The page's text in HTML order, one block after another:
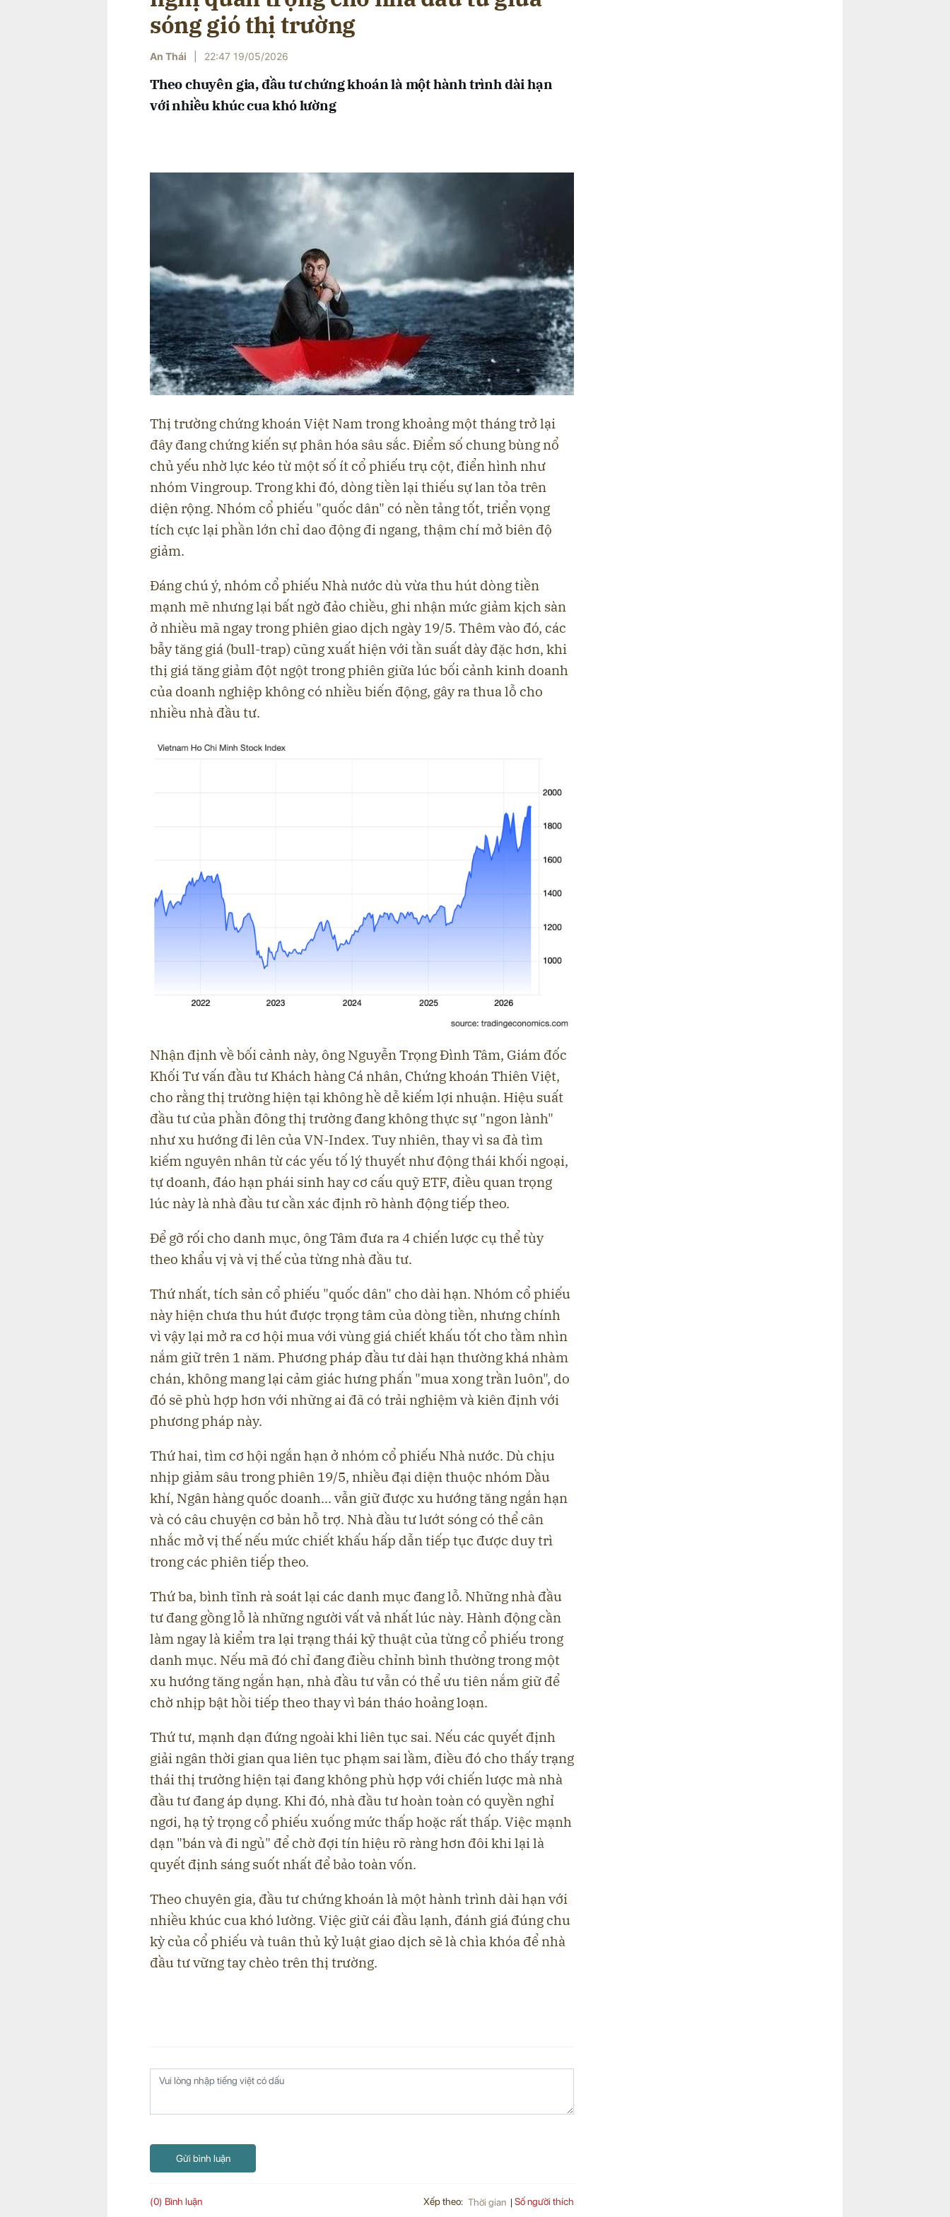
sóng gió thị trường
An Thái 22:47 19/05/2026
Theo chuyên gia, đầu tư chứng khoán là một hành trình dài hạn
với nhiều khúc cua khó lường
Thị trường chứng khoán Việt Nam trong khoảng một tháng trở lại
đây đang chứng kiến sự phân hóa sâu sắc. Điểm số chung bùng nổ
chủ yếu nhờ lực kéo từ một số ít cổ phiếu trụ cột, điển hình như
nhóm Vingroup. Trong khi đó, dòng tiền lại thiếu sự lan tỏa trên
diện rộng. Nhóm cổ phiếu "quốc dân" có nền tảng tốt, triển vọng
tích cực lại phần lớn chỉ dao động đi ngang, thậm chí mở biên độ
giảm.
Đáng chú ý, nhóm cổ phiếu Nhà nước dù vừa thu hút dòng tiền
mạnh mẽ nhưng lại bất ngờ đảo chiều, ghi nhận mức giảm kịch sàn
ở nhiều mã ngay trong phiên giao dịch ngày 19/5. Thêm vào đó, các
bẫy tăng giá (bull-trap) cũng xuất hiện với tần suất dày đặc hơn, khi
thị giá tăng giảm đột ngột trong phiên giữa lúc bối cảnh kinh doanh
của doanh nghiệp không có nhiều biến động, gây ra thua lỗ cho
nhiều nhà đầu tư.
Nhận định về bối cảnh này, ông Nguyễn Trọng Đình Tâm, Giám đốc
Khối Tư vấn đầu tư Khách hàng Cá nhân, Chứng khoán Thiên Việt,
cho rằng thị trường hiện tại không hề dễ kiếm lợi nhuận. Hiệu suất
đầu tư của phần đông thị trường đang không thực sự "ngon lành"
như xu hướng đi lên của VN-Index. Tuy nhiên, thay vì sa đà tìm
kiếm nguyên nhân từ các yếu tố lý thuyết như động thái khối ngoại,
tự doanh, đáo hạn phái sinh hay cơ cấu quỹ ETF, điều quan trọng
lúc này là nhà đầu tư cần xác định rõ hành động tiếp theo.
Để gỡ rối cho danh mục, ông Tâm đưa ra 4 chiến lược cụ thể tùy
theo khẩu vị và vị thế của từng nhà đầu tư.
Thứ nhất, tích sản cổ phiếu "quốc dân" cho dài hạn. Nhóm cổ phiếu
này hiện chưa thu hút được trọng tâm của dòng tiền, nhưng chính
vì vậy lại mở ra cơ hội mua với vùng giá chiết khấu tốt cho tầm nhìn
nắm giữ trên 1 năm. Phương pháp đầu tư dài hạn thường khá nhàm
chán, không mang lại cảm giác hưng phấn "mua xong trần luôn", do
đó sẽ phù hợp hơn với những ai đã có trải nghiệm và kiên định với
phương pháp này.
Thứ hai, tìm cơ hội ngắn hạn ở nhóm cổ phiếu Nhà nước. Dù chịu
nhịp giảm sâu trong phiên 19/5, nhiều đại diện thuộc nhóm Dầu
khí, Ngân hàng quốc doanh... vẫn giữ được xu hướng tăng ngắn hạn
và có câu chuyện cơ bản hỗ trợ. Nhà đầu tư lướt sóng có thể cân
nhắc mở vị thế nếu mức chiết khấu hấp dẫn tiếp tục được duy trì
trong các phiên tiếp theo.
Thứ ba, bình tĩnh rà soát lại các danh mục đang lỗ. Những nhà đầu
tư đang gồng lỗ là những người vất vả nhất lúc này. Hành động cần
làm ngay là kiểm tra lại trạng thái kỹ thuật của từng cổ phiếu trong
danh mục. Nếu mã đó chỉ đang điều chỉnh bình thường trong một
xu hướng tăng ngắn hạn, nhà đầu tư vẫn có thể ưu tiên nắm giữ để
chờ nhịp bật hồi tiếp theo thay vì bán tháo hoảng loạn.
Thứ tư, mạnh dạn đứng ngoài khi liên tục sai. Nếu các quyết định
giải ngân thời gian qua liên tục phạm sai lầm, điều đó cho thấy trạng
thái thị trường hiện tại đang không phù hợp với chiến lược mà nhà
đầu tư đang áp dụng. Khi đó, nhà đầu tư hoàn toàn có quyền nghỉ
ngơi, hạ tỷ trọng cổ phiếu xuống mức thấp hoặc rất thấp. Việc mạnh
dạn "bán và đi ngủ" để chờ đợi tín hiệu rõ ràng hơn đôi khi lại là
quyết định sáng suốt nhất để bảo toàn vốn.
Theo chuyên gia, đầu tư chứng khoán là một hành trình dài hạn với
nhiều khúc cua khó lường. Việc giữ cái đầu lạnh, đánh giá đúng chu
kỳ của cổ phiếu và tuân thủ kỷ luật giao dịch sẽ là chìa khóa để nhà
đầu tư vững tay chèo trên thị trường.
Gửi bình luận
(0) Bình luận Xếp theo: Thời gian Số người thích